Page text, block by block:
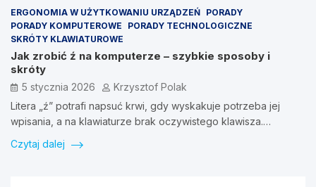
ERGONOMIA W UŻYTKOWANIU URZĄDZEŃ PORADY
PORADY KOMPUTEROWE
PORADY TECHNOLOGICZNE
SKRÓTY KLAWIATUROWE
Jak zrobić ź na komputerze – szybkie sposoby i
skróty
5 stycznia 2026
Krzysztof Polak
Litera „ź” potrafi napsuć krwi, gdy wyskakuje potrzeba jej
wpisania, a na klawiaturze brak oczywistego klawisza.…
Czytaj dalej